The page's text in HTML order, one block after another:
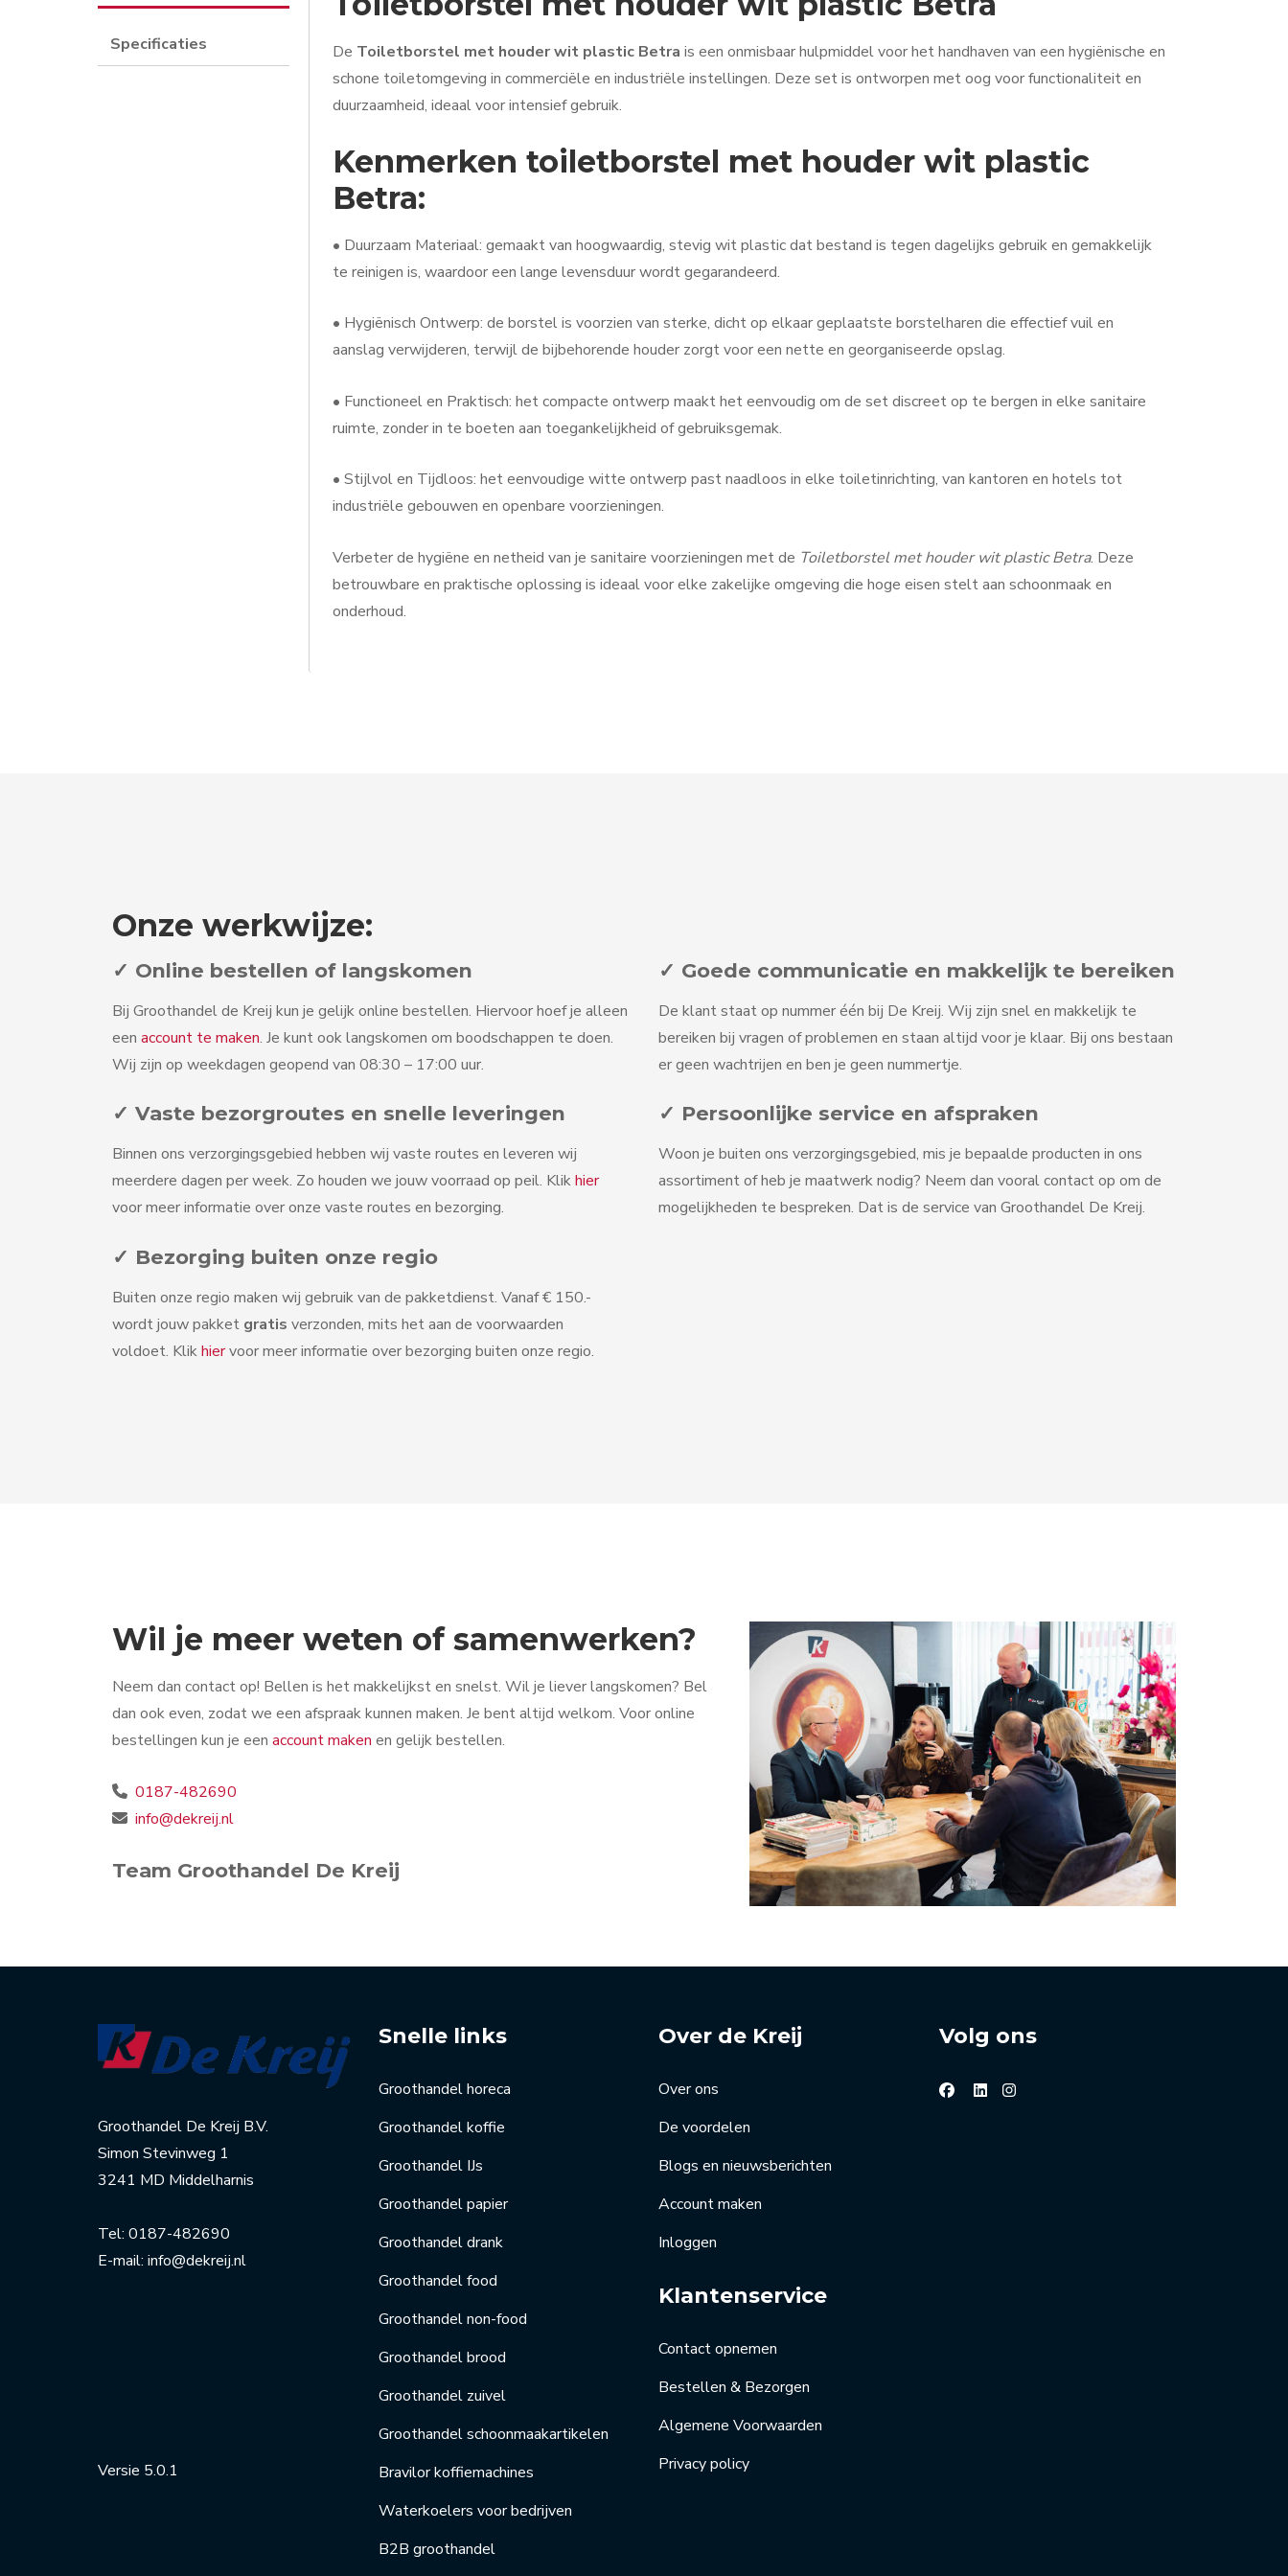
Specificaties De Toiletborstel met houder wit plastic Betra is een onmisbaar hulpmiddel voor het handhaven van een hygiënische en
schone toiletomgeving in commerciële en industriële instellingen. Deze set is ontworpen met oog voor functionaliteit en
duurzaamheid, ideaal voor intensief gebruik.
Kenmerken toiletborstel met houder wit plastic
Betra:
• Duurzaam Materiaal: gemaakt van hoogwaardig, stevig wit plastic dat bestand is tegen dagelijks gebruik en gemakkelijk
te reinigen is, waardoor een lange levensduur wordt gegarandeerd.
• Hygiënisch Ontwerp: de borstel is voorzien van sterke, dicht op elkaar geplaatste borstelharen die effectief vuil en
aanslag verwijderen, terwijl de bijbehorende houder zorgt voor een nette en georganiseerde opslag.
• Functioneel en Praktisch: het compacte ontwerp maakt het eenvoudig om de set discreet op te bergen in elke sanitaire
ruimte, zonder in te boeten aan toegankelijkheid of gebruiksgemak.
• Stijlvol en Tijdloos: het eenvoudige witte ontwerp past naadloos in elke toiletinrichting, van kantoren en hotels tot
industriële gebouwen en openbare voorzieningen.
Verbeter de hygiëne en netheid van je sanitaire voorzieningen met de Toiletborstel met houder wit plastic Betra. Deze
betrouwbare en praktische oplossing is ideaal voor elke zakelijke omgeving die hoge eisen stelt aan schoonmaak en
onderhoud.
Onze werkwijze:
✓ Online bestellen of langskomen
Bij Groothandel de Kreij kun je gelijk online bestellen. Hiervoor hoef je alleen
een account te maken. Je kunt ook langskomen om boodschappen te doen.
Wij zijn op weekdagen geopend van 08:30 – 17:00 uur.
✓ Vaste bezorgroutes en snelle leveringen
Binnen ons verzorgingsgebied hebben wij vaste routes en leveren wij
meerdere dagen per week. Zo houden we jouw voorraad op peil. Klikhier
voor meer informatie over onze vaste routes en bezorging.
✓ Bezorging buiten onze regio
Buiten onze regio maken wij gebruik van de pakketdienst. Vanaf € 150.-
wordt jouw pakket gratis verzonden, mits het aan de voorwaarden
voldoet. Klikhiervoor meer informatie over bezorging buiten onze regio.
✓ Goede communicatie en makkelijk te bereiken
De klant staat op nummer één bij De Kreij. Wij zijn snel en makkelijk te
bereiken bij vragen of problemen en staan altijd voor je klaar. Bij ons bestaan
er geen wachtrijen en ben je geen nummertje.
✓ Persoonlijke service en afspraken
Woon je buiten ons verzorgingsgebied, mis je bepaalde producten in ons
assortiment of heb je maatwerk nodig? Neem dan vooral contact op om de
mogelijkheden te bespreken. Dat is de service van Groothandel De Kreij.
Wil je meer weten of samenwerken?
Neem dan contact op! Bellen is het makkelijkst en snelst. Wil je liever langskomen? Bel
dan ook even, zodat we een afspraak kunnen maken. Je bent altijd welkom. Voor online
bestellingen kun je een account maken en gelijk bestellen.
0187-482690
info@dekreij.nl
Team Groothandel De Kreij
Groothandel De Kreij B.V.
Simon Stevinweg 1
3241 MD Middelharnis
Tel: 0187-482690
E-mail: info@dekreij.nl
Versie 5.0.1
Snelle links
Groothandel horeca
Groothandel koffie
Groothandel IJs
Groothandel papier
Groothandel drank
Groothandel food
Groothandel non-food
Groothandel brood
Groothandel zuivel
Groothandel schoonmaakartikelen
Bravilor koffiemachines
Waterkoelers voor bedrijven
B2B groothandel
Over de Kreij
Over ons
De voordelen
Blogs en nieuwsberichten
Account maken
Inloggen
Klantenservice
Contact opnemen
Bestellen & Bezorgen
Algemene Voorwaarden
Privacy policy
Volg ons